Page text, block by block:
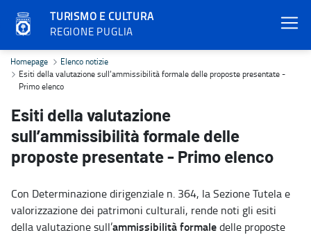
TURISMO E CULTURA
REGIONE PUGLIA
Esiti della valutazione sull’ammissibilità formale delle proposte
Homepage
Elenco notizie
Esiti della valutazione sull’ammissibilità formale delle proposte presentate -
Primo elenco
Esiti della valutazione
sull’ammissibilità formale delle
proposte presentate - Primo elenco
Con Determinazione dirigenziale n. 364, la Sezione Tutela e
valorizzazione dei patrimoni culturali, rende noti gli esiti
della valutazione sull’ammissibilità formaledelle proposte